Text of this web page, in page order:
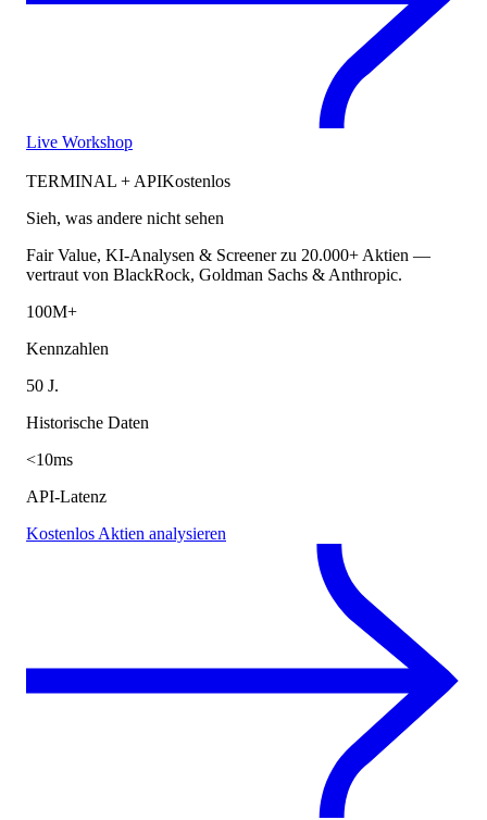
Live Workshop
TERMINAL + APIKostenlos
Sieh, was andere nicht sehen
Fair Value, KI-Analysen & Screener zu 20.000+ Aktien —
vertraut von BlackRock, Goldman Sachs & Anthropic.
100M+
Kennzahlen
50 J.
Historische Daten
<10ms
API-Latenz
Kostenlos Aktien analysieren